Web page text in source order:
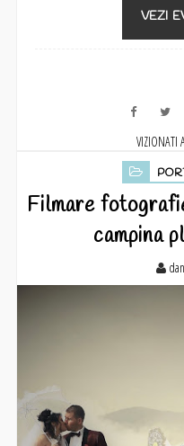
VEZI
VIZIONATI
Filmare
campina